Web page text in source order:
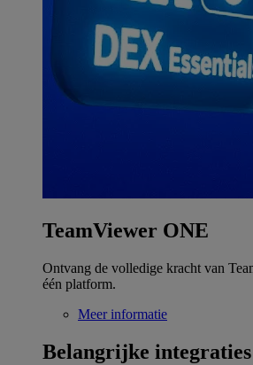
TeamViewer ONE
Ontvang de volledige kracht van
één platform.
Meer informatie
Belangrijke integraties